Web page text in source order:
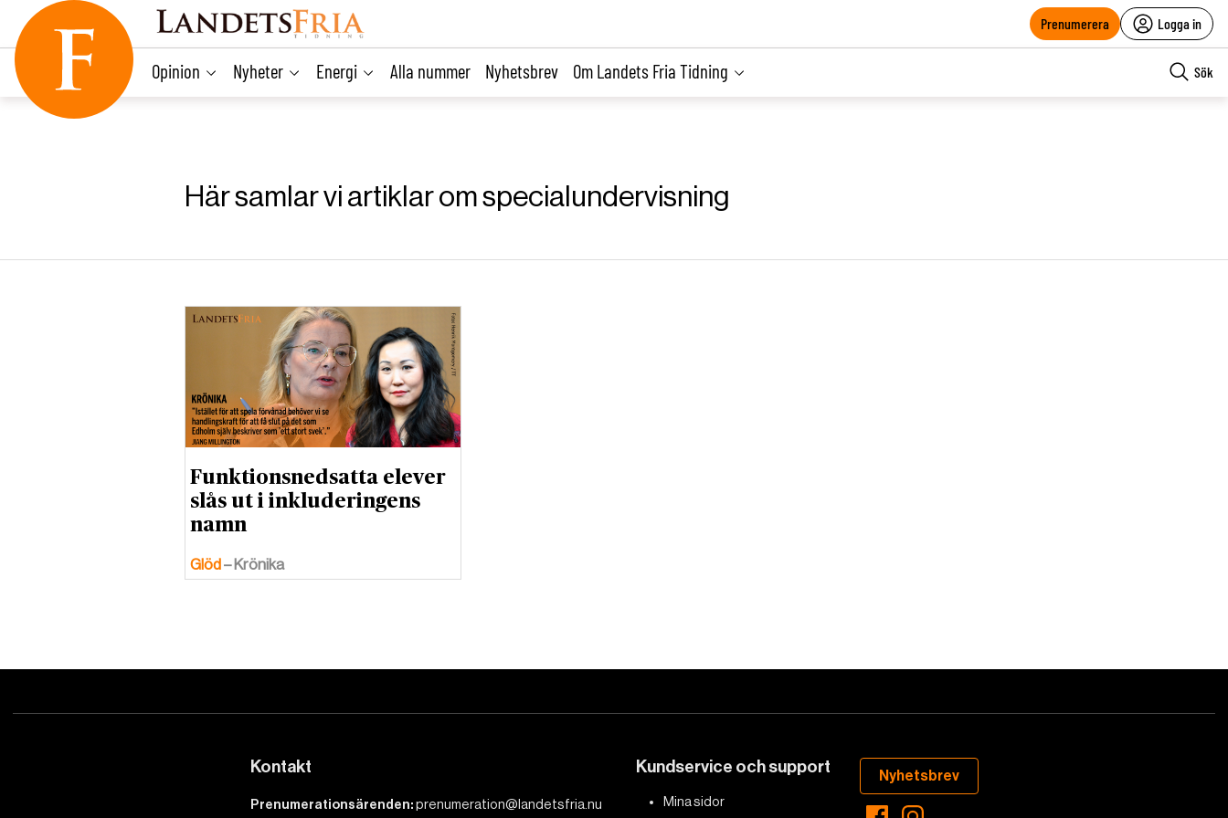
content
Prenumerera Logga in
Opinion Nyheter Energi Alla nummer Nyhetsbrev Om Landets Fria Tidning Sök
Här samlar vi artiklar om specialundervisning
Funktionsnedsatta elever
slås ut i inkluderingens
namn
Glöd – Krönika
Kontakt
Prenumerationsärenden:prenumeration@landetsfria.nu
Kundservice och support
Mina sidor
Nyhetsbrev